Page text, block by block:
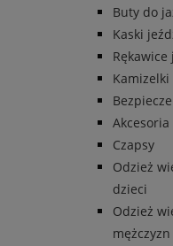
Buty do
Kaski
Rękawice
Czapsy
Odzież
dzieci
Odzież
mężczyzn